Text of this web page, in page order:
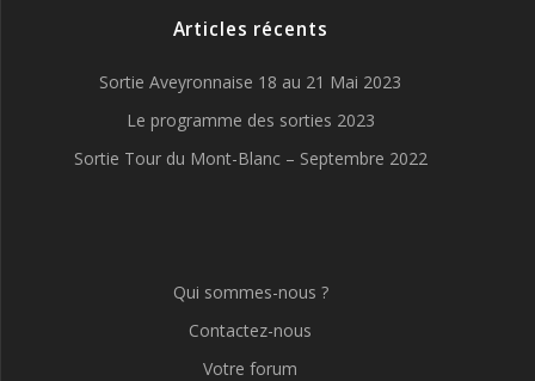
Articles récents
Sortie Aveyronnaise 18 au 21 Mai 2023
Le programme des sorties 2023
Sortie Tour du Mont-Blanc – Septembre 2022
Qui sommes-nous ?
Contactez-nous
Votre forum